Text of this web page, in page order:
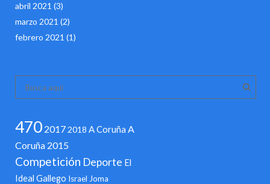
abril 2021 (3)
marzo 2021 (2)
febrero 2021 (1)
470 2017 2018 A Coruña A
Coruña 2015
Competición Deporte El
Ideal Gallego Israel Joma